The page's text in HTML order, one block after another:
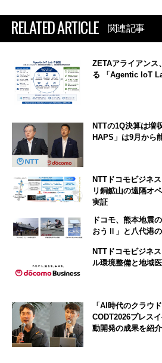
RELATED ARTICLE 関連記事
ZETAアライアンス
る 「Agentic IoT
NTTの1Q決算は増
HAPS」は9月から
NTTドコモビジネ
リ銅鉱山の遠隔オ
実証
ドコモ、熊本地震
おうⅡ」と八代港
NTTドコモビジネ
ル環境整備と地域
「AI時代のクラウ
CODT2026プレス
動開発の成果を紹介